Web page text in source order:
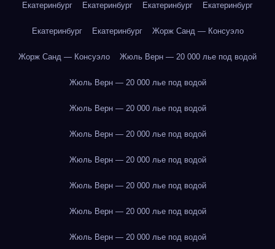
Екатеринбург Екатеринбург Екатеринбург Екатеринбург
Екатеринбург Екатеринбург Жорж Санд — Консуэло
Жорж Санд — Консуэло Жюль Верн — 20 000 лье под водой
Жюль Верн — 20 000 лье под водой
Жюль Верн — 20 000 лье под водой
Жюль Верн — 20 000 лье под водой
Жюль Верн — 20 000 лье под водой
Жюль Верн — 20 000 лье под водой
Жюль Верн — 20 000 лье под водой
Жюль Верн — 20 000 лье под водой